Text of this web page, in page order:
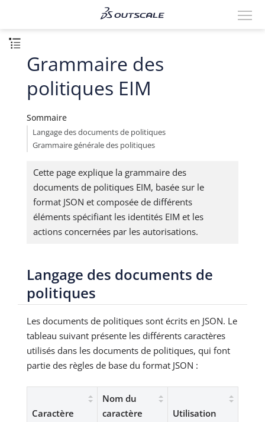
Grammaire des
politiques EIM
Sommaire
Langage des documents de politiques
Grammaire générale des politiques
Cette page explique la grammaire des
documents de politiques EIM, basée sur le
format JSON et composée de différents
éléments spécifiant les identités EIM et les
actions concernées par les autorisations.
Langage des documents de
politiques
Les documents de politiques sont écrits en JSON. Le
tableau suivant présente les différents caractères
utilisés dans les documents de politiques, qui font
partie des règles de base du format JSON :
Caractère
Nom du
caractère
Utilisation